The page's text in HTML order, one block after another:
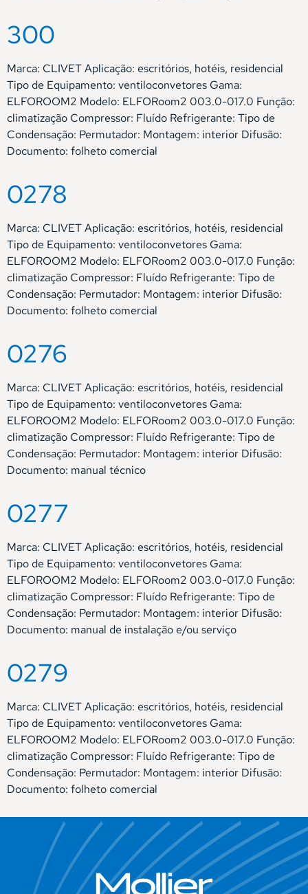
300
Marca: CLIVET Aplicação: escritórios, hotéis, residencial
Tipo de Equipamento: ventiloconvetores Gama:
ELFOROOM2 Modelo: ELFORoom2 003.0-017.0 Função:
climatização Compressor: Fluído Refrigerante: Tipo de
Condensação: Permutador: Montagem: interior Difusão:
Documento: folheto comercial
0278
Marca: CLIVET Aplicação: escritórios, hotéis, residencial
Tipo de Equipamento: ventiloconvetores Gama:
ELFOROOM2 Modelo: ELFORoom2 003.0-017.0 Função:
climatização Compressor: Fluído Refrigerante: Tipo de
Condensação: Permutador: Montagem: interior Difusão:
Documento: folheto comercial
0276
Marca: CLIVET Aplicação: escritórios, hotéis, residencial
Tipo de Equipamento: ventiloconvetores Gama:
ELFOROOM2 Modelo: ELFORoom2 003.0-017.0 Função:
climatização Compressor: Fluído Refrigerante: Tipo de
Condensação: Permutador: Montagem: interior Difusão:
Documento: manual técnico
0277
Marca: CLIVET Aplicação: escritórios, hotéis, residencial
Tipo de Equipamento: ventiloconvetores Gama:
ELFOROOM2 Modelo: ELFORoom2 003.0-017.0 Função:
climatização Compressor: Fluído Refrigerante: Tipo de
Condensação: Permutador: Montagem: interior Difusão:
Documento: manual de instalação e/ou serviço
0279
Marca: CLIVET Aplicação: escritórios, hotéis, residencial
Tipo de Equipamento: ventiloconvetores Gama:
ELFOROOM2 Modelo: ELFORoom2 003.0-017.0 Função:
climatização Compressor: Fluído Refrigerante: Tipo de
Condensação: Permutador: Montagem: interior Difusão:
Documento: folheto comercial